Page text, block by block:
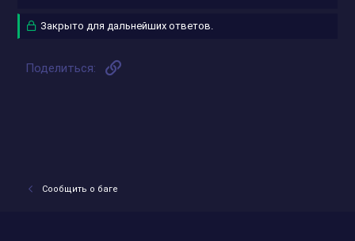
Закрыто для дальнейших ответов.
Поделиться:
Сообщить о баге